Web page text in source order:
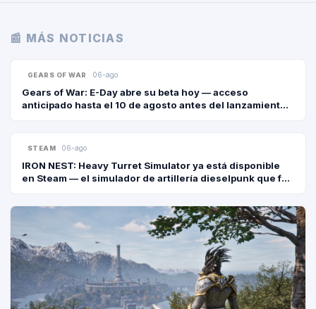
📰 MÁS NOTICIAS
GEARS OF
GEARS OF WAR 06-ago
Gears of War: E-Day abre su beta hoy — acceso
anticipado hasta el 10 de agosto antes del lanzamiento
STEAM 06-ago
IRON NEST: Heavy Turret Simulator ya está disponible
en Steam — el simulador de artillería dieselpunk que fue